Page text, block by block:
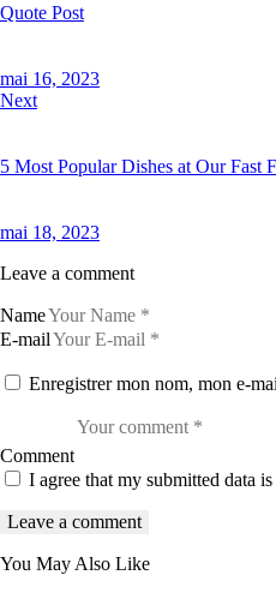
Quote Post
mai 16, 2023
Next
5 Most Popular Dishes at Our Fast
mai 18, 2023
Leave a comment
Name
E-mail
Enregistrer mon nom, mon e-
Comment
I agree that my submitted data
You May Also Like